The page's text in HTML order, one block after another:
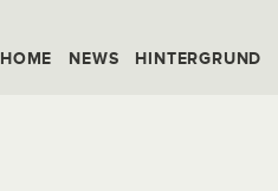
HOME NEWS HINTERGRUND